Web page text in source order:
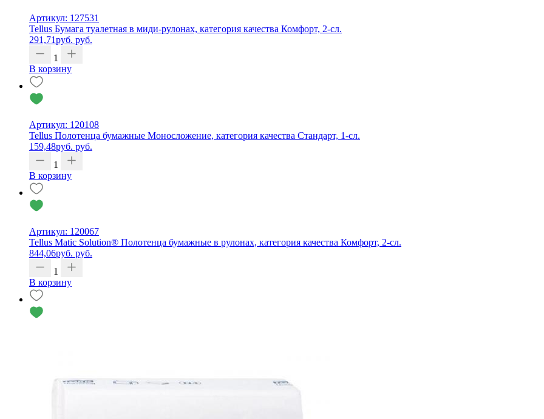
Артикул: 127531
Tellus Бумага туалетная в миди-рулонах, категория качества Комфорт, 2-сл.
291,71руб. руб.
1
В корзину
Артикул: 120108
Tellus Полотенца бумажные Моносложение, категория качества Стандарт, 1-сл.
159,48руб. руб.
1
В корзину
Артикул: 120067
Tellus Matic Solution® Полотенца бумажные в рулонах, категория качества Комфорт, 2-сл.
844,06руб. руб.
1
В корзину